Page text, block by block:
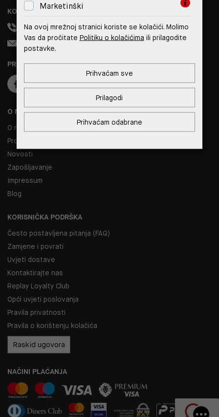
O NAMA
O nama
Prodajna mjesta
Novosti
Zapošljavanje
Impressum
Blog
KORISNIČKA PODRŠKA
Često postavljena pitanja (FAQ)
Zamjene i povrati
Uvjeti dostave
Kontaktirajte nas
Replay Loyalty Club
Opći uvjeti poslovanja
Pravila privatnosti
Pravila o korištenju kolačića
Raskid ugovora
PRATITE NAS
NAČINI PLAĆANJA
KONTAKT
+385 99 308 1833
info@reverto.hr
Marketinški
Na ovoj mrežnoj stranici koriste se kolačići. Molimo
Vas da pročitate Politiku o kolačićima ili prilagodite
postavke.
Prihvaćam odabrane
Prilagodi
Prihvaćam sve